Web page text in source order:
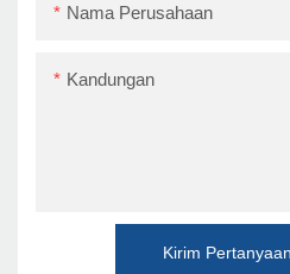
Nama Perusahaan
Kandungan
Kirim